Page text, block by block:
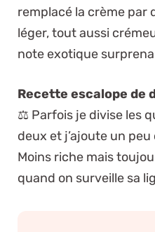
remplacé la crème par
léger, tout aussi
note exotique
Recette escalope de
⚖️ Parfois je divise les
deux et j’ajoute un
Moins riche mais
quand on surveille sa